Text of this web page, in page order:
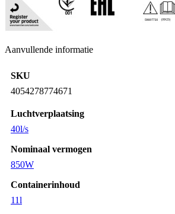
Aanvullende informatie
SKU
4054278774671
Luchtverplaatsing
40l/s
Nominaal vermogen
850W
Containerinhoud
11l